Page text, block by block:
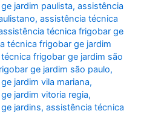
jardim paulista,assistência
,assistência técnica
técnica frigobar ge
técnica frigobar ge jardim
frigobar ge jardim são
ge jardim são paulo,
jardim vila mariana,
jardim vitoria regia,
jardins,assistência técnica